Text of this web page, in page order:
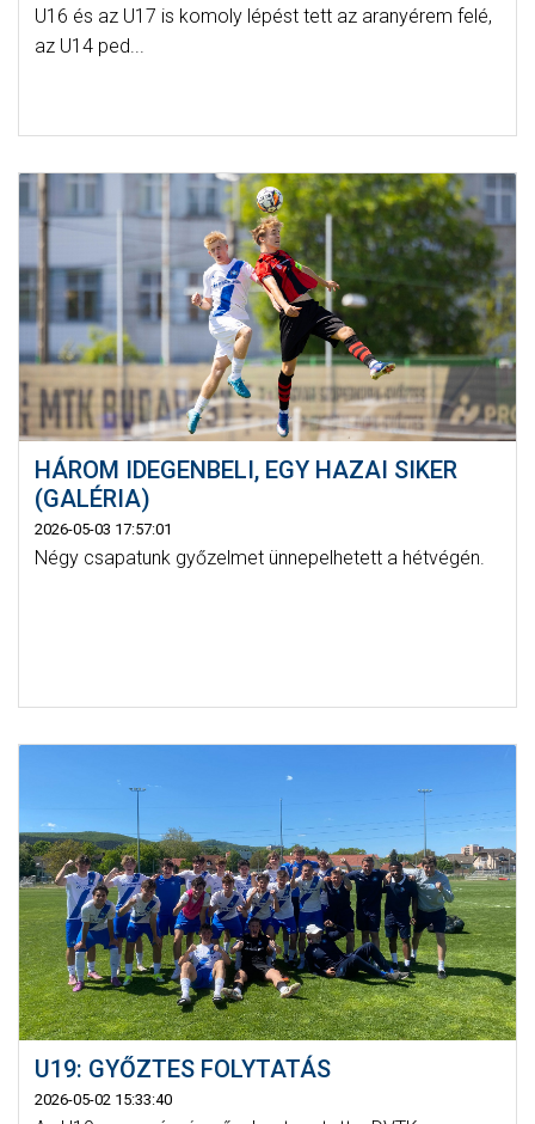
U16 és az U17 is komoly lépést tett az aranyérem felé,
az U14 ped...
HÁROM IDEGENBELI, EGY HAZAI SIKER
(GALÉRIA)
2026-05-03 17:57:01
Négy csapatunk győzelmet ünnepelhetett a hétvégén.
U19: GYŐZTES FOLYTATÁS
2026-05-02 15:33:40